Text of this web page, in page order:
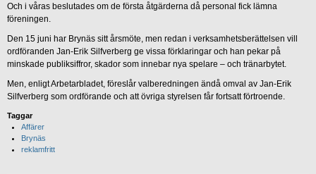
Och i våras beslutades om de första åtgärderna då personal fick lämna
föreningen.
Den 15 juni har Brynäs sitt årsmöte, men redan i verksamhetsberättelsen vill
ordföranden Jan-Erik Silfverberg ge vissa förklaringar och han pekar på
minskade publiksiffror, skador som innebar nya spelare – och tränarbytet.
Men, enligt Arbetarbladet, föreslår valberedningen ändå omval av Jan-Erik
Silfverberg som ordförande och att övriga styrelsen får fortsatt förtroende.
Taggar
Affärer
Brynäs
reklamfritt